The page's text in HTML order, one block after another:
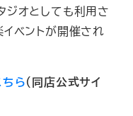
ジオとしても利用さ
ベントが開催され
ちら（同店公式サイ